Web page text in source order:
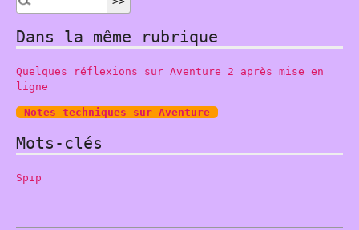
Dans la même rubrique
Quelques réflexions sur Aventure 2 après mise en
ligne
Notes techniques sur Aventure
Mots-clés
Spip